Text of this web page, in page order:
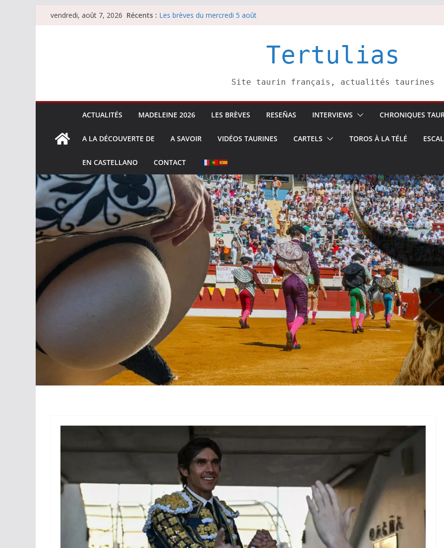
Passervendredi, août 7, 2026 Récents : Les brèves du mercredi 5 août
Tertulias
Site taurin français, actualités taurines
ACTUALITÉS MADELEINE 2026 LES BRÈVES RESEÑAS INTERVIEWS CHRONIQUES
A LA DÉCOUVERTE DE A SAVOIR VIDÉOS TAURINES CARTELS TOROS À LA TÉLÉ
EN CASTELLANO CONTACT
ACTUALITÉS TAURINES PHOTOS TAURINES 2026
Istres, l’ouverture en
photos
19/06/2026 Tertulias
ACTUALITÉS TAURINES PHOTOS TAURINES 2026
Bayonne, la corrida des
fêtes en photos
17/07/2026 Tertulias